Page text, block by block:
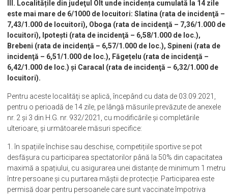
III. Localitățile din judeţul Olt unde incidența cumulată la 14 zile
este mai mare de 6/1000 de locuitori: Slatina (rata de incidenţă –
7,43/1.000 de locuitori), Oboga (rata de incidenţă – 7,36/1.000 de
locuitori), Ipotești (rata de incidenţă – 6,58/1.000 de loc.),
Brebeni (rata de incidenţă – 6,57/1.000 de loc.), Spineni (rata de
incidenţă – 6,51/1.000 de loc.), Făgețelu (rata de incidenţă –
6,42/1.000 de loc.) și Caracal (rata de incidenţă – 6,32/1.000 de
locuitori).
Pentru aceste localităţi se aplică, începând cu data de 03.09.2021,
pentru o perioadă de 14 zile, pe lângă măsurile prevăzute de anexele
nr. 2 și 3 din H.G. nr. 932/2021, cu modificările şi completările
ulterioare, și următoarele măsuri specifice:
1. în spațiile închise sau deschise, competițiile sportive se pot
desfășura cu participarea spectatorilor până la 50% din capacitatea
maximă a spațiului, cu asigurarea unei distanțe de minimum 1 metru
între persoane și cu purtarea măștii de protecție. Participarea este
permisă doar pentru persoanele care sunt vaccinate împotriva